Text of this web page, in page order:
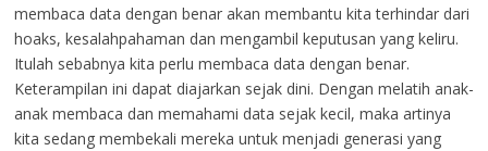
membaca data dengan benar akan membantu kita terhindar dari
hoaks, kesalahpahaman dan mengambil keputusan yang keliru.
Itulah sebabnya kita perlu membaca data dengan benar.
Keterampilan ini dapat diajarkan sejak dini. Dengan melatih anak-
anak membaca dan memahami data sejak kecil, maka artinya
kita sedang membekali mereka untuk menjadi generasi yang